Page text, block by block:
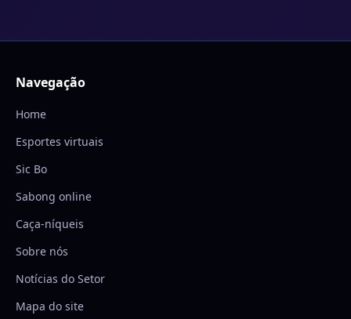
Navegação
Home
Esportes virtuais
Sic Bo
Sabong online
Caça-níqueis
Sobre nós
Notícias do Setor
Mapa do site